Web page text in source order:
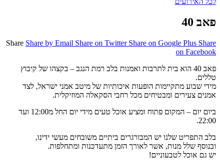
פאב 40
Share Share by Email Share on Twitter Share on Google Plus Share
on Facebook
פאב 40 הוא בית לתרבות ואמנות בלב רמת הנגב – בקצהו של קיבוץ
טללים.
מידי שבוע מתקיימות הופעות איכותיות של מיטב אמני ישראל, לצד
אמנים צעירים ומבטיחים מכל רחבי הסקאלה המוזיקלית.
ביום יום – המקום פתוח ומציע אוכל טעים מידי יום החל מ12:00 ועד
22:00.
בלב התפריט שלנו יש המבורגרים ביתיים משובחים מעשי ידינו,
ובנוסף שלל מנות, אשר לאורך הזמן מתעדכנות ומתחלפות.
יש גם אוכל לטבעוניים!